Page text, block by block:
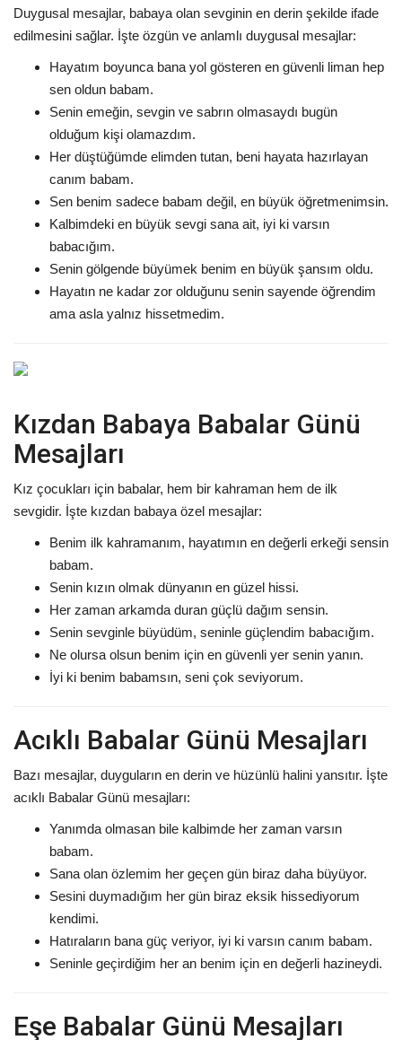
Duygusal mesajlar, babaya olan sevginin en derin şekilde ifade
edilmesini sağlar. İşte özgün ve anlamlı duygusal mesajlar:
Hayatım boyunca bana yol gösteren en güvenli liman hep
sen oldun babam.
Senin emeğin, sevgin ve sabrın olmasaydı bugün
olduğum kişi olamazdım.
Her düştüğümde elimden tutan, beni hayata hazırlayan
canım babam.
Sen benim sadece babam değil, en büyük öğretmenimsin.
Kalbimdeki en büyük sevgi sana ait, iyi ki varsın
babacığım.
Senin gölgende büyümek benim en büyük şansım oldu.
Hayatın ne kadar zor olduğunu senin sayende öğrendim
ama asla yalnız hissetmedim.
Kızdan Babaya Babalar Günü
Mesajları
Kız çocukları için babalar, hem bir kahraman hem de ilk
sevgidir. İşte kızdan babaya özel mesajlar:
Benim ilk kahramanım, hayatımın en değerli erkeği sensin
babam.
Senin kızın olmak dünyanın en güzel hissi.
Her zaman arkamda duran güçlü dağım sensin.
Senin sevginle büyüdüm, seninle güçlendim babacığım.
Ne olursa olsun benim için en güvenli yer senin yanın.
İyi ki benim babamsın, seni çok seviyorum.
Acıklı Babalar Günü Mesajları
Bazı mesajlar, duyguların en derin ve hüzünlü halini yansıtır. İşte
acıklı Babalar Günü mesajları:
Yanımda olmasan bile kalbimde her zaman varsın
babam.
Sana olan özlemim her geçen gün biraz daha büyüyor.
Sesini duymadığım her gün biraz eksik hissediyorum
kendimi.
Hatıraların bana güç veriyor, iyi ki varsın canım babam.
Seninle geçirdiğim her an benim için en değerli hazineydi.
Eşe Babalar Günü Mesajları